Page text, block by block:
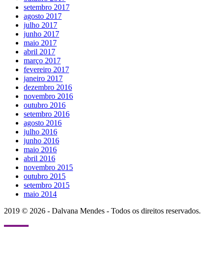
setembro 2017
agosto 2017
julho 2017
junho 2017
maio 2017
abril 2017
março 2017
fevereiro 2017
janeiro 2017
dezembro 2016
novembro 2016
outubro 2016
setembro 2016
agosto 2016
julho 2016
junho 2016
maio 2016
abril 2016
novembro 2015
outubro 2015
setembro 2015
maio 2014
2019 © 2026 - Dalvana Mendes - Todos os direitos reservados.